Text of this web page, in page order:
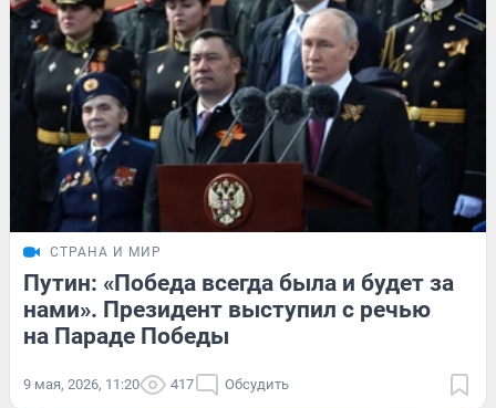
СТРАНА И МИР
Путин: «Победа всегда была и будет за
нами». Президент выступил с речью
на Параде Победы
9 мая, 2026, 11:20 417 Обсудить